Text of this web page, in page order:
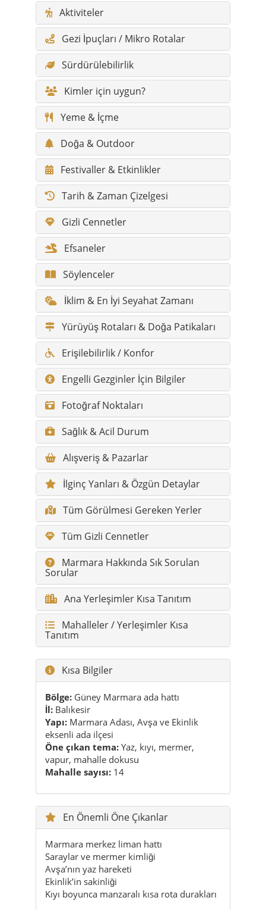
Aktiviteler
Gezi İpuçları / Mikro Rotalar
Sürdürülebilirlik
Kimler için uygun?
Yeme & İçme
Doğa & Outdoor
Festivaller & Etkinlikler
Tarih & Zaman Çizelgesi
Gizli Cennetler
Efsaneler
Söylenceler
İklim & En İyi Seyahat Zamanı
Yürüyüş Rotaları & Doğa Patikaları
Erişilebilirlik / Konfor
Engelli Gezginler İçin Bilgiler
Fotoğraf Noktaları
Sağlık & Acil Durum
Alışveriş & Pazarlar
İlginç Yanları & Özgün Detaylar
Tüm Görülmesi Gereken Yerler
Tüm Gizli Cennetler
Marmara Hakkında Sık Sorulan
Sorular
Ana Yerleşimler Kısa Tanıtım
Mahalleler / Yerleşimler Kısa
Tanıtım
Kısa Bilgiler
Bölge: Güney Marmara ada hattı
İl: Balıkesir
Yapı: Marmara Adası, Avşa ve Ekinlik
eksenli ada ilçesi
Öne çıkan tema: Yaz, kıyı, mermer,
vapur, mahalle dokusu
Mahalle sayısı: 14
En Önemli Öne Çıkanlar
Marmara merkez liman hattı
Saraylar ve mermer kimliği
Avşa’nın yaz hareketi
Ekinlik’in sakinliği
Kıyı boyunca manzaralı kısa rota durakları